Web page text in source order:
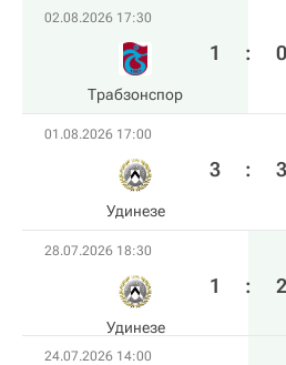
02.08.2026 17:30
Трабзонспор
1 : 0
01.08.2026 17:00
Удинезе
3 : 3
28.07.2026 18:30
Удинезе
1 : 2
24.07.2026 14:00